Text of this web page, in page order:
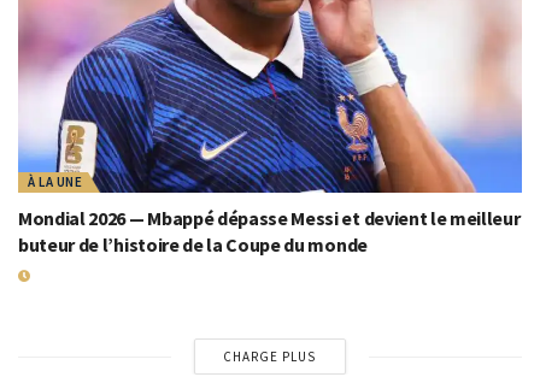
À LA UNE
Mondial 2026 — Mbappé dépasse Messi et devient le meilleur
buteur de l’histoire de la Coupe du monde
CHARGE PLUS